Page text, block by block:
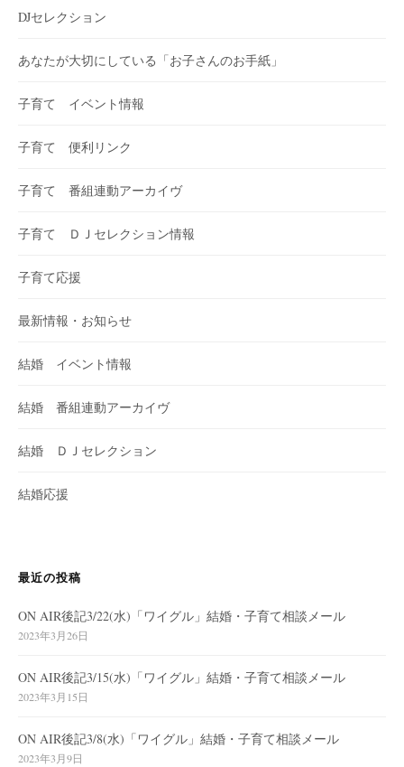
DJセレクション
あなたが大切にしている「お子さんのお手紙」
子育て イベント情報
子育て 便利リンク
子育て 番組連動アーカイヴ
子育て ＤＪセレクション情報
子育て応援
最新情報・お知らせ
結婚 イベント情報
結婚 番組連動アーカイヴ
結婚 ＤＪセレクション
結婚応援
最近の投稿
ON AIR後記3/22(水)「ワイグル」結婚・子育て相談メール
2023年3月26日
ON AIR後記3/15(水)「ワイグル」結婚・子育て相談メール
2023年3月15日
ON AIR後記3/8(水)「ワイグル」結婚・子育て相談メール
2023年3月9日